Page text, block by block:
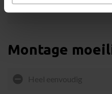
kiezen voor eenspiegelende
Montage
Heel eenvoudig